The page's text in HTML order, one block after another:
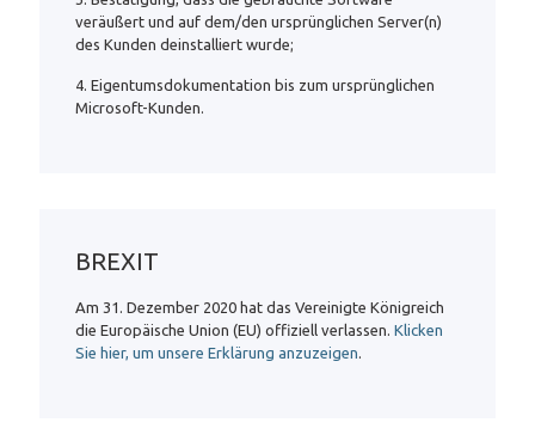
veräußert und auf dem/den ursprünglichen Server(n)
des Kunden deinstalliert wurde;
4. Eigentumsdokumentation bis zum ursprünglichen
Microsoft-Kunden.
BREXIT
Am 31. Dezember 2020 hat das Vereinigte Königreich
die Europäische Union (EU) offiziell verlassen. Klicken
Sie hier, um unsere Erklärung anzuzeigen.